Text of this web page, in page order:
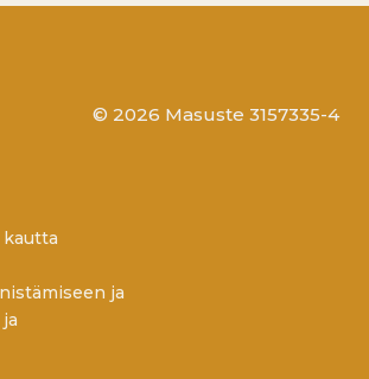
© 2026 Masuste 3157335-4
kautta
ja